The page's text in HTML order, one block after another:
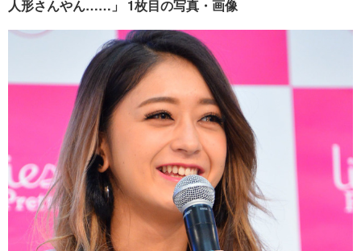
人形さんやん……」 1枚目の写真・画像